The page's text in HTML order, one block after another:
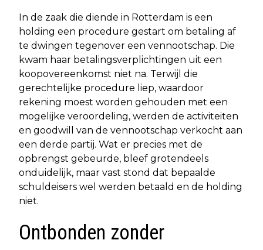
In de zaak die diende in Rotterdam is een
holding een procedure gestart om betaling af
te dwingen tegenover een vennootschap. Die
kwam haar betalingsverplichtingen uit een
koopovereenkomst niet na. Terwijl die
gerechtelijke procedure liep, waardoor
rekening moest worden gehouden met een
mogelijke veroordeling, werden de activiteiten
en goodwill van de vennootschap verkocht aan
een derde partij. Wat er precies met de
opbrengst gebeurde, bleef grotendeels
onduidelijk, maar vast stond dat bepaalde
schuldeisers wel werden betaald en de holding
niet.
Ontbonden zonder